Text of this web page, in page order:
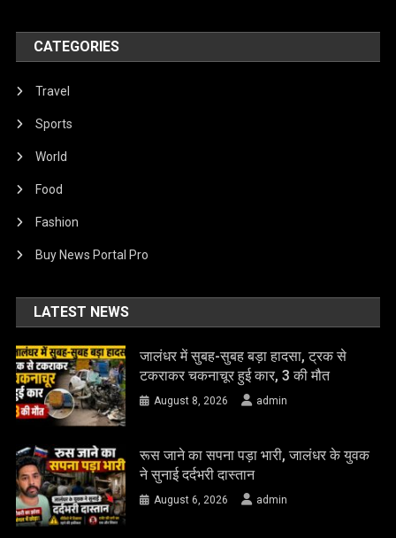
CATEGORIES
Travel
Sports
World
Food
Fashion
Buy News Portal Pro
LATEST NEWS
जालंधर में सुबह-सुबह बड़ा हादसा, ट्रक से
टकराकर चकनाचूर हुई कार, 3 की मौत
August 8, 2026 admin
रूस जाने का सपना पड़ा भारी, जालंधर के युवक
ने सुनाई दर्दभरी दास्तान
August 6, 2026 admin